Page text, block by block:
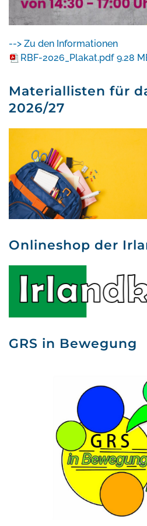
--> Zu den Informationen
RBF-2026_Plakat.pdf 9.28
Materiallisten für
2026/27
Onlineshop der
GRS in Bewegung